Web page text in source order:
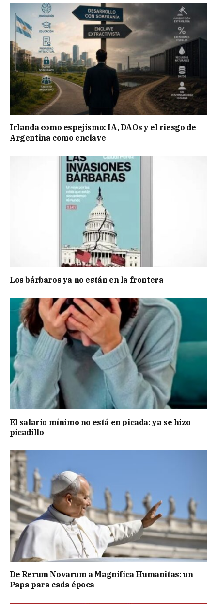
Irlanda como espejismo: IA, DAOs y el riesgo de
Argentina como enclave
Los bárbaros ya no están en la frontera
El salario mínimo no está en picada: ya se hizo
picadillo
De Rerum Novarum a Magnifica Humanitas: un
Papa para cada época